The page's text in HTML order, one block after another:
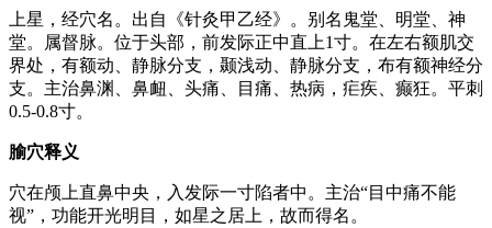
上星，经穴名。出自《针灸甲乙经》。别名鬼堂、明堂、神
堂。属督脉。位于头部，前发际正中直上1寸。在左右额肌交
界处，有额动、静脉分支，颞浅动、静脉分支，布有额神经分
支。主治鼻渊、鼻衄、头痛、目痛、热病，疟疾、癫狂。平刺
0.5-0.8寸。
腧穴释义
穴在颅上直鼻中央，入发际一寸陷者中。主治“目中痛不能
视”，功能开光明目，如星之居上，故而得名。